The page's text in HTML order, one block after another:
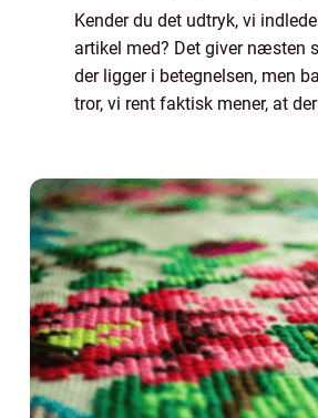
Kender du det udtryk, vi
artikel med? Det giver næsten
der ligger i betegnelsen, men
tror, vi rent faktisk mener, at